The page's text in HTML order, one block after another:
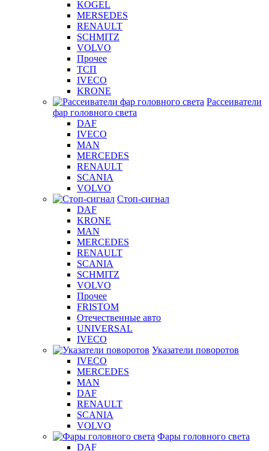
KOGEL
MERSEDES
RENAULT
SCHMITZ
VOLVO
Прочее
ТСП
IVECO
KRONE
Рассеиватели
фар головного света
DAF
IVECO
MAN
MERCEDES
RENAULT
SCANIA
VOLVO
Стоп-сигнал
DAF
KRONE
MAN
MERCEDES
RENAULT
SCANIA
SCHMITZ
VOLVO
Прочее
FRISTOM
Отечественные авто
UNIVERSAL
IVECO
Указатели поворотов
IVECO
MERCEDES
MAN
DAF
RENAULT
SCANIA
VOLVO
Фары головного света
DAF